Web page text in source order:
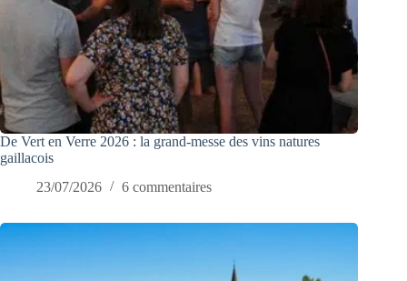
De Vert en Verre 2026 : la grand-messe des vins natures
gaillacois
23/07/2026
6 commentaires